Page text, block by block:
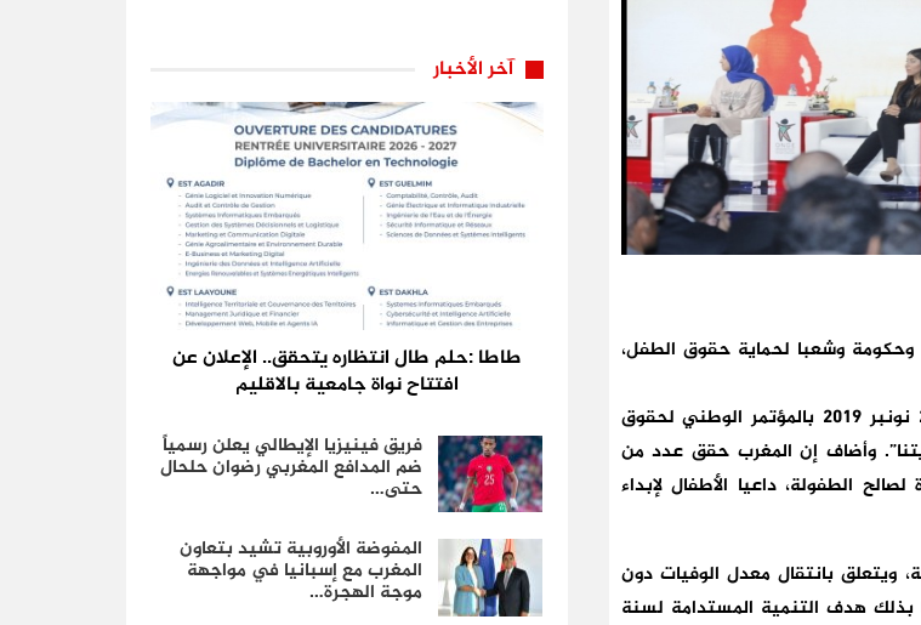
وحكومة وشعبا لحماية حقوق الطفل،
وقال في كلمته في الجلسة الافتتاحية الرسمية صباح اليوم الجمعة 22 نونبر 2019 بالمؤتمر الوطني لحقوق
أولويتنا”. وأضاف إن المغرب حقق عدد من
الطفولة، داعيا الأطفال لإبداء
ويتعلق بانتقال معدل الوفيات دون
22 في الألف بين سنتي 1990 و2018، متجاوزا بذلك هدف التنمية المستدامة لسنة
آخر الأخبار
طاطا :حلم طال انتظاره يتحقق.. الإعلان عن
افتتاح نواة جامعية بالاقليم
فريق فينيزيا الإيطالي يعلن رسمياً
ضم المدافع المغربي رضوان حلحال
حتى…
المفوضة الأوروبية تشيد بتعاون
المغرب مع إسبانيا في مواجهة
موجة الهجرة…